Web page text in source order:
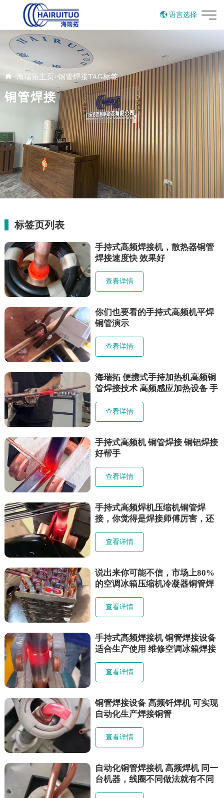
语言选择
海瑞拓主页>铜管焊接TAG标签
铜管焊接
标签页列表
手持式高频焊接机，散热器铜管
焊接速度快 效果好
查看详情
你们也要看的手持式高频机平焊
铜管演示
查看详情
海瑞拓 便携式手持加热机高频铜
管焊接技术 高频感应加热设备 手
持高频机铜管焊接 感应焊接
查看详情
手持式高频机 铜管焊接 铜铝焊接
好帮手
查看详情
手持式高频焊机压缩机铜管焊
接，你觉得是焊接师傅厉害，还
是焊接设备厉害？
查看详情
说出来你可能不信，市场上80%
的空调冰箱压缩机冷凝器铜管焊
接，都是这把小小的手持式高频
焊接机焊接的
查看详情
手持式高频焊接机 铜管焊接设备
适合生产使用 维修空调冰箱焊接
铜管就不适合了
查看详情
铜管焊接设备 高频钎焊机 可实现
自动化生产焊接铜管
查看详情
自动化铜管焊接机 高频焊机 同一
台机器，线圈不同做法就有不同
的作用！